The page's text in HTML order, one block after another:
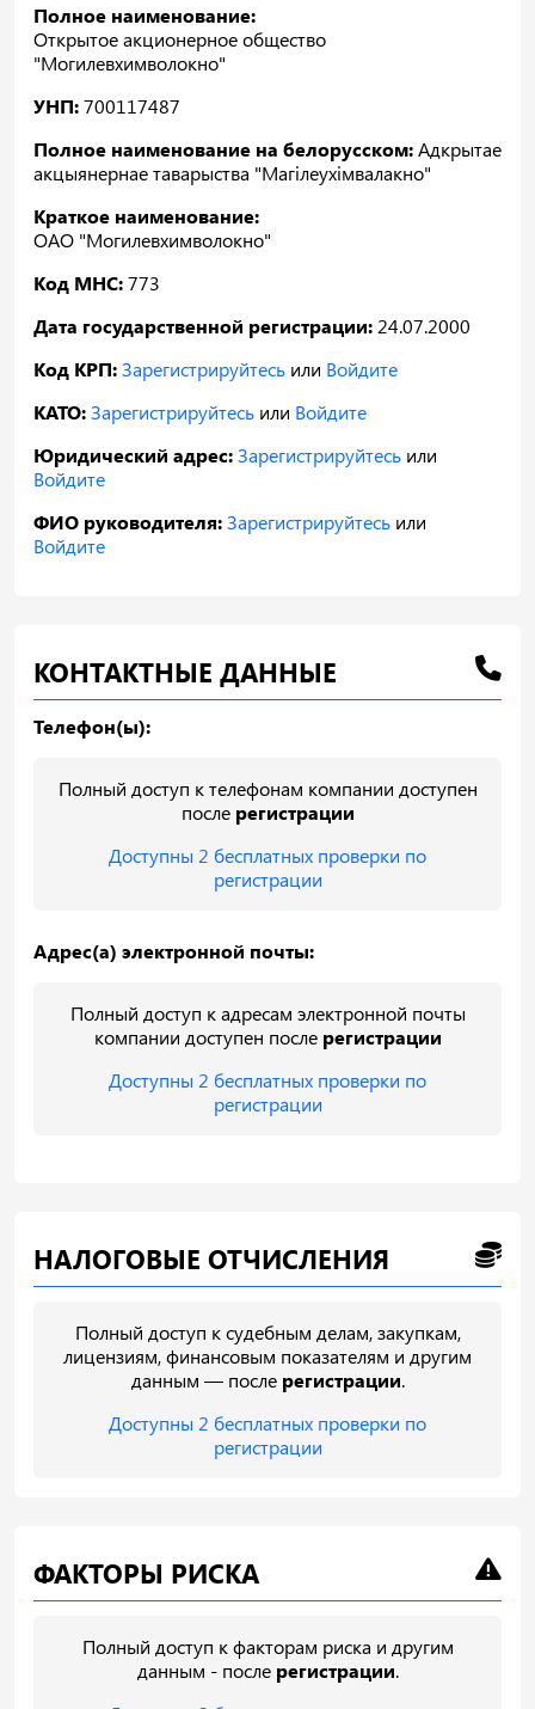
Полное наименование:
Открытое акционерное общество
"Могилевхимволокно"
УНП:700117487
Полное наименование на белорусском:Адкрытае
акцыянернае таварыства "Магiлеухiмвалакно"
Краткое наименование:
ОАО "Могилевхимволокно"
Код МНС:773
Дата государственной регистрации: 24.07.2000
Код КРП:Зарегистрируйтесь или Войдите
КАТО:Зарегистрируйтесь или Войдите
Юридический адрес:Зарегистрируйтесь или
Войдите
ФИО руководителя:Зарегистрируйтесь или
Войдите
КОНТАКТНЫЕ ДАННЫЕ
Телефон(ы):
Полный доступ к телефонам компании доступен
после регистрации
Доступны 2 бесплатных проверки по
регистрации
Адрес(а) электронной почты:
Полный доступ к адресам электронной почты
компании доступен после регистрации
Доступны 2 бесплатных проверки по
регистрации
НАЛОГОВЫЕ ОТЧИСЛЕНИЯ
Полный доступ к судебным делам, закупкам,
лицензиям, финансовым показателям и другим
данным — после регистрации.
Доступны 2 бесплатных проверки по
регистрации
ФАКТОРЫ РИСКА
Полный доступ к факторам риска и другим
данным - после регистрации.